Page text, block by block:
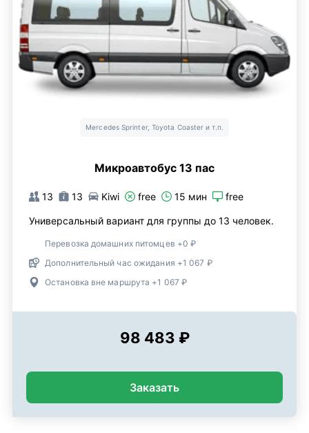
Mercedes Sprinter, Toyota Coaster и т.п.
Микроавтобус 13 пас
13 13 Kiwi free 15 мин free
Универсальный вариант для группы до 13 человек.
Перевозка домашних питомцев +0 ₽
Дополнительный час ожидания +1 067 ₽
Остановка вне маршрута +1 067 ₽
98 483 ₽
Заказать